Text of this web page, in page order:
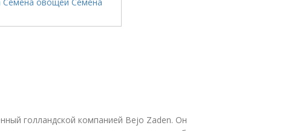
голландской компанией Bejo Zaden. Он